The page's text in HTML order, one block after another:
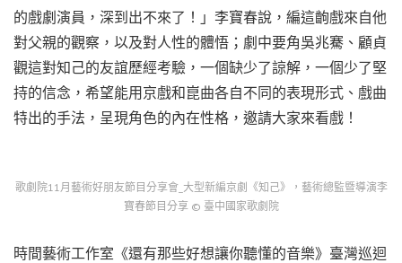
的戲劇演員，深到出不來了！」李寶春說，編這齣戲來自他
對父親的觀察，以及對人性的體悟；劇中要角吳兆騫、顧貞
觀這對知己的友誼歷經考驗，一個缺少了諒解，一個少了堅
持的信念，希望能用京戲和崑曲各自不同的表現形式、戲曲
特出的手法，呈現角色的內在性格，邀請大家來看戲！
歌劇院11月藝術好朋友節目分享會_大型新編京劇《知己》，藝術總監暨導演李
寶春節目分享 © 臺中國家歌劇院
時間藝術工作室《還有那些好想讓你聽懂的音樂》臺灣巡迴